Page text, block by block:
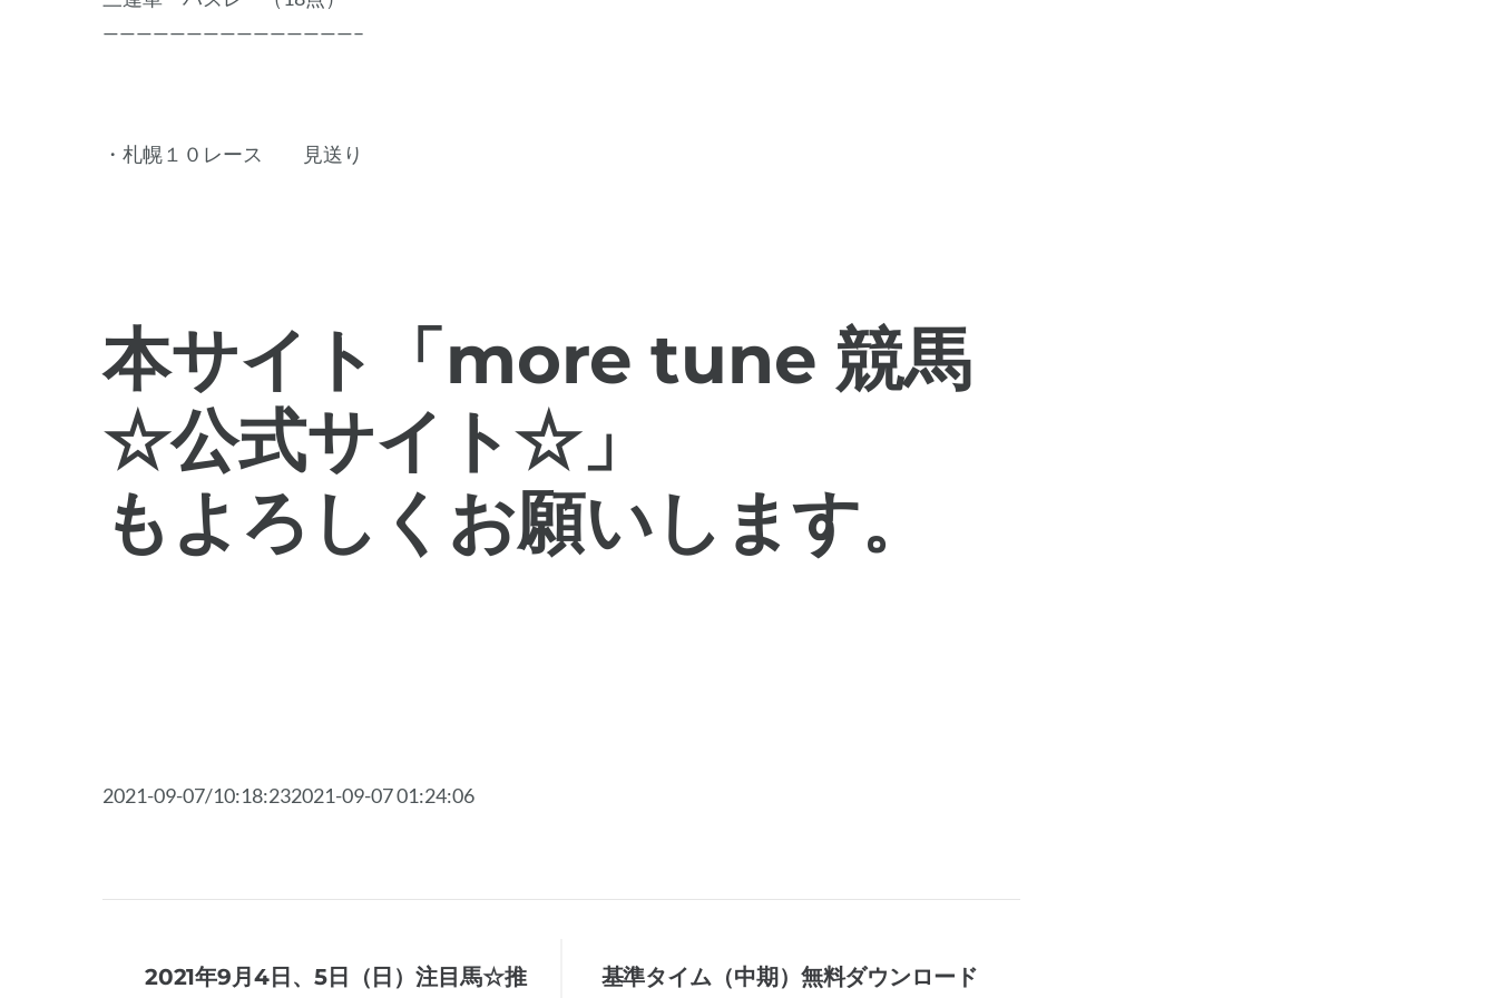
———————————————–
・札幌１０レース 見送り
本サイト「more tune 競馬
☆公式サイト☆」
もよろしくお願いします。
2021-09-07/10:18:232021-09-07 01:24:06
2021年9月4日、5日（日）注目馬☆推
基準タイム（中期）無料ダウンロード